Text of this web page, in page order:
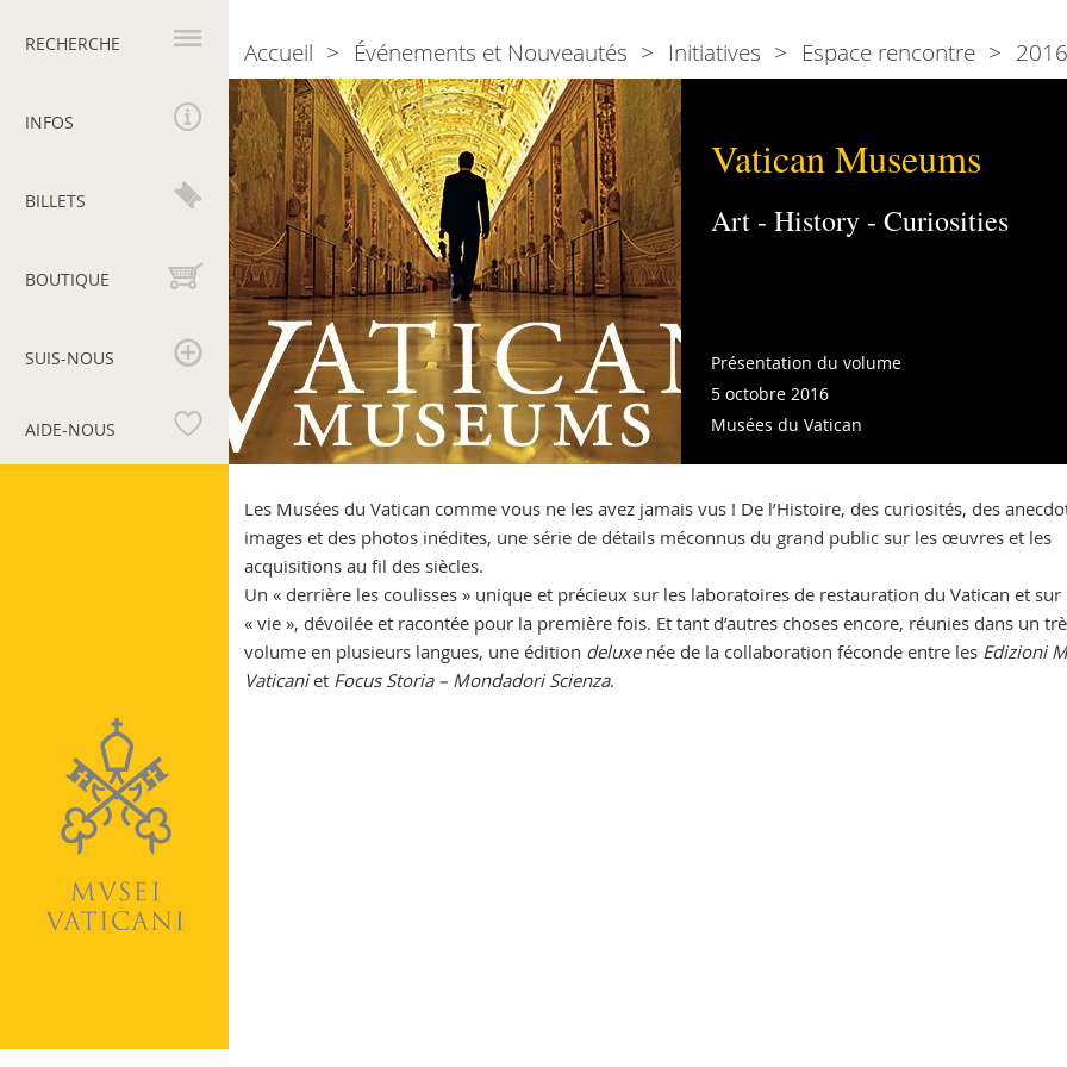
principale
RECHERCHE
INFOS
BILLETS
BOUTIQUE
SUIS-NOUS
AIDE-NOUS
Vatican
Museums
Vatican Museums
Art - History - Curiosities
Présentation du volume
5 octobre 2016
Musées du Vatican
Les Musées du Vatican comme vous ne les avez jamais vus ! De l’Histoire, des curiosités, des
images et des photos inédites, une série de détails méconnus du grand public sur les œuvres et les
acquisitions au fil des siècles.
Un « derrière les coulisses » unique et précieux sur les laboratoires de restauration du Vatican et sur
« vie », dévoilée et racontée pour la première fois. Et tant d’autres choses encore, réunies dans un
volume en plusieurs langues, une édition deluxenée de la collaboration féconde entre les Edizioni
Vaticaniet Focus Storia – Mondadori Scienza.
Breadcrumb
Accueil Événements et Nouveautés Initiatives Espace rencontre 2016